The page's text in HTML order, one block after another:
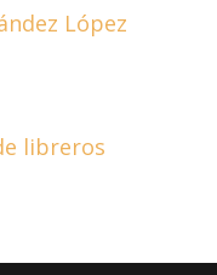
López
libreros